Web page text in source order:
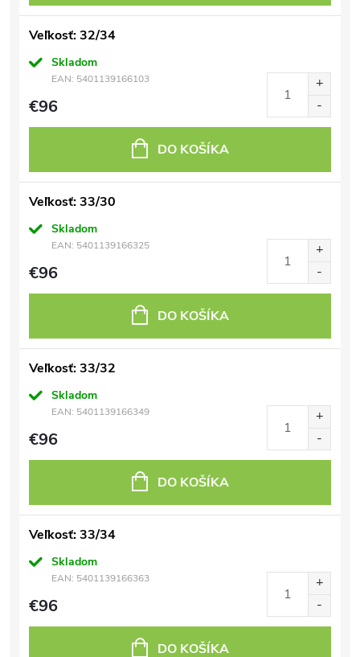
Veľkosť: 32/34
Skladom
EAN: 5401139166103
€96
DO KOŠÍKA
Veľkosť: 33/30
Skladom
EAN: 5401139166325
€96
DO KOŠÍKA
Veľkosť: 33/32
Skladom
EAN: 5401139166349
€96
DO KOŠÍKA
Veľkosť: 33/34
Skladom
EAN: 5401139166363
€96
DO KOŠÍKA